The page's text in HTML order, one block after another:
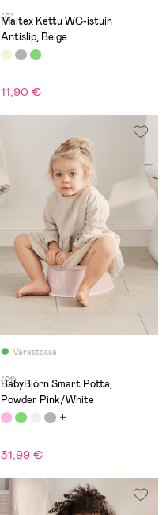
(0)
Maltex Kettu WC-istuin
Antislip, Beige
11,90 €
Varastossa
(21)
BabyBjörn Smart Potta,
Powder Pink/White
31,99 €